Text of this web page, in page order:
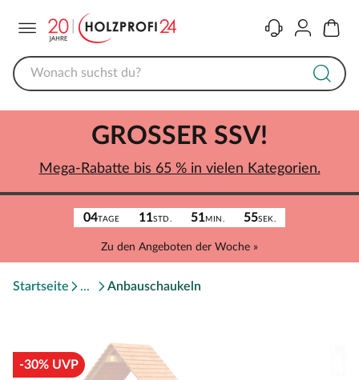
KontaktKonto
04TAGE 11STD. 51MIN. 55SEK.
Zu den Angeboten der Woche »
GROSSER SSV!
Mega-Rabatte bis 65 % in vielen Kategorien.
Startseite Anbauschaukeln
-30% UVP